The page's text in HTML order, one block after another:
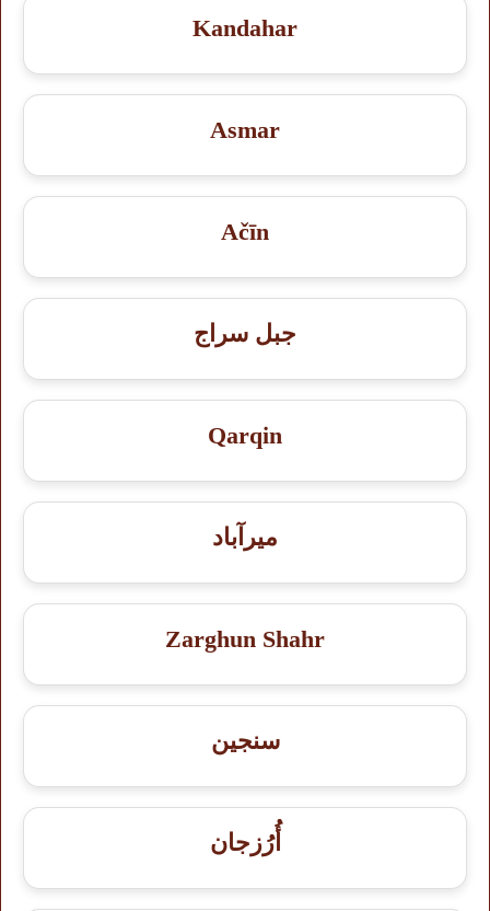
Kandahar
Asmar
Ačīn
جبل سراج
Qarqin
میرآباد
Zarghun Shahr
سنجين
أُرُزجان